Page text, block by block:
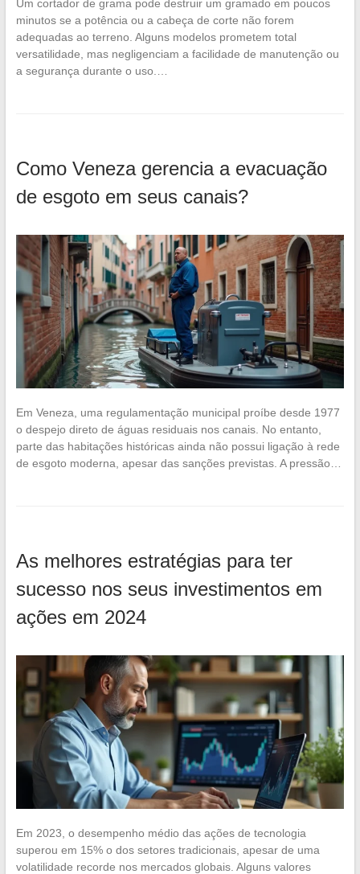
Um cortador de grama pode destruir um gramado em poucos
minutos se a potência ou a cabeça de corte não forem
adequadas ao terreno. Alguns modelos prometem total
versatilidade, mas negligenciam a facilidade de manutenção ou
a segurança durante o uso.…
Como Veneza gerencia a evacuação
de esgoto em seus canais?
Em Veneza, uma regulamentação municipal proíbe desde 1977
o despejo direto de águas residuais nos canais. No entanto,
parte das habitações históricas ainda não possui ligação à rede
de esgoto moderna, apesar das sanções previstas. A pressão…
As melhores estratégias para ter
sucesso nos seus investimentos em
ações em 2024
Em 2023, o desempenho médio das ações de tecnologia
superou em 15% o dos setores tradicionais, apesar de uma
volatilidade recorde nos mercados globais. Alguns valores